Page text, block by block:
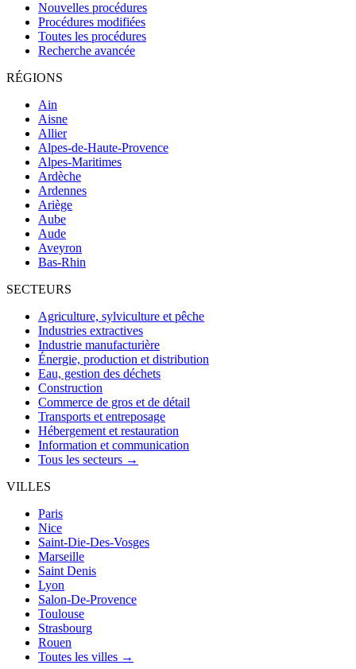
Nouvelles procédures
Procédures modifiées
Toutes les procédures
Recherche avancée
RÉGIONS
Ain
Aisne
Allier
Alpes-de-Haute-Provence
Alpes-Maritimes
Ardèche
Ardennes
Ariège
Aube
Aude
Aveyron
Bas-Rhin
SECTEURS
Agriculture, sylviculture et pêche
Industries extractives
Industrie manufacturière
Énergie, production et distribution
Eau, gestion des déchets
Construction
Commerce de gros et de détail
Transports et entreposage
Hébergement et restauration
Information et communication
Tous les secteurs →
VILLES
Paris
Nice
Saint-Die-Des-Vosges
Marseille
Saint Denis
Lyon
Salon-De-Provence
Toulouse
Strasbourg
Rouen
Toutes les villes →